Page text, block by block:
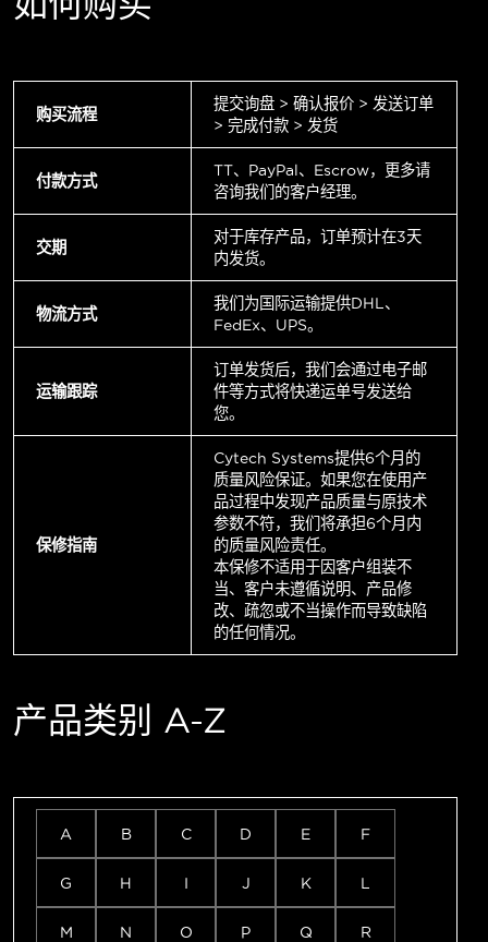
购买流程
提交询盘 > 确认报价 > 发送订单
> 完成付款 > 发货
付款方式
TT、PayPal、Escrow，更多请
咨询我们的客户经理。
交期
对于库存产品，订单预计在3天
内发货。
物流方式
我们为国际运输提供DHL、
FedEx、UPS。
运输跟踪
订单发货后，我们会通过电子邮
件等方式将快递运单号发送给
您。
保修指南
Cytech Systems提供6个月的
质量风险保证。如果您在使用产
品过程中发现产品质量与原技术
参数不符，我们将承担6个月内
的质量风险责任。
本保修不适用于因客户组装不
当、客户未遵循说明、产品修
改、疏忽或不当操作而导致缺陷
的任何情况。
产品类别 A-Z
A B C D E F
G H I J K L
M N O P Q R